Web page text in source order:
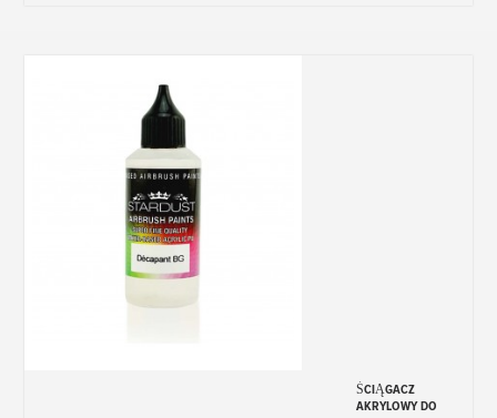
ŚCIĄGACZ
AKRYLOWY DO